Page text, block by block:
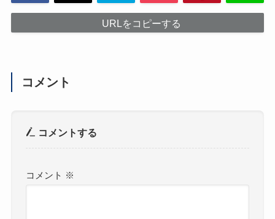
URLをコピーする
コメント
コメントする
コメント ※